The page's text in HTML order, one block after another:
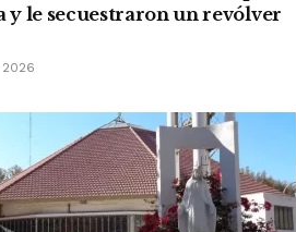
y le secuestraron un revólver
2026